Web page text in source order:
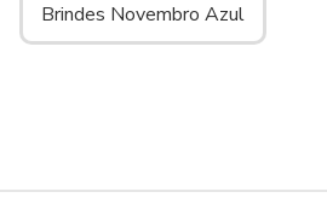
Brindes Novembro Azul